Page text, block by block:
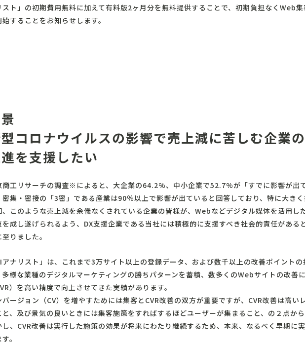
スト」の初期費用無料に加えて有料版2ヶ月分を無料提供することで、初期負担なくWeb
始することをお知らせします。
コロナウイルスの影響で売上減に苦しむ企業
を支援したい
商工リサーチの調査※によると、大企業の64.2%、中小企業で52.7%が「すでに影響が出
密集・密接の「3密」である産業は90％以上で影響が出ていると回答しており、特に大きく
、このような売上減を余儀なくされている企業の皆様が、Webなどデジタル媒体を活用し
を成し遂げられるよう、DX支援企業である当社には積極的に支援すべき社会的責任がある
りました。
アナリスト」は、これまで3万サイト以上の登録データ、および数千以上の改善ポイント
多様な業種のデジタルマーケティングの勝ちパターンを蓄積、数多くのWebサイトの改善
）を高い精度で向上させてきた実績があります。
バージョン（CV）を増やすためには集客とCVR改善の双方が重要ですが、CVR改善は高い
と、及び景気の良いときには集客施策をすればするほどユーザーが集まること、の２点から
し、CVR改善は実行した施策の効果が将来にわたり継続するため、本来、なるべく早期に
。